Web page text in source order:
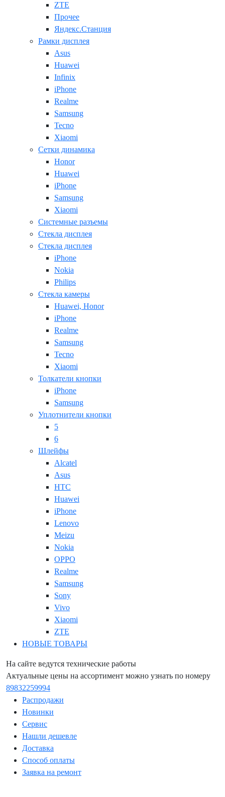
ZTE
Прочее
Яндекс.Станция
Рамки дисплея
Asus
Huawei
Infinix
iPhone
Realme
Samsung
Tecno
Xiaomi
Сетки динамика
Honor
Huawei
iPhone
Samsung
Xiaomi
Системные разъемы
Стекла дисплея
Стекла дисплея
iPhone
Nokia
Philips
Стекла камеры
Huawei, Honor
iPhone
Realme
Samsung
Tecno
Xiaomi
Толкатели кнопки
iPhone
Samsung
Уплотнители кнопки
5
6
Шлейфы
Alcatel
Asus
HTC
Huawei
iPhone
Lenovo
Meizu
Nokia
OPPO
Realme
Samsung
Sony
Vivo
Xiaomi
ZTE
НОВЫЕ ТОВАРЫ
На сайте ведутся технические работы
Актуальные цены на ассортимент можно узнать по номеру
89832259994
Распродажи
Новинки
Сервис
Нашли дешевле
Доставка
Способ оплаты
Заявка на ремонт